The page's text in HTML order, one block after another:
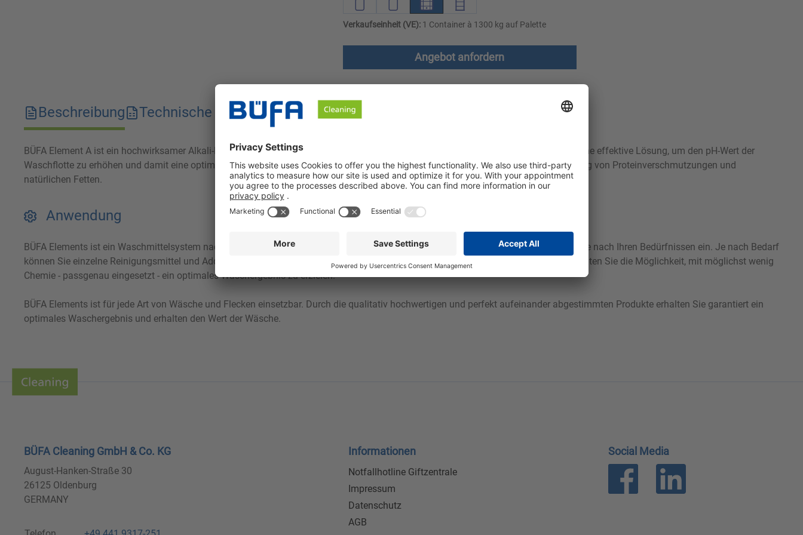
Verkaufseinheit (VE):1 Container à 1300 kg auf Palette
Angebot anfordern
Beschreibung Technische Merkmale Downloads
BÜFA Element A ist ein hochwirksamer Alkali-Booster, der speziell für die Anwendung mit BÜFA Elements entwickelt wurde. Es bietet eine effektive Lösung, um den pH-Wert der
Waschflotte zu erhöhen und damit eine optimale Faserquellung zu gewährleisten. BÜFA Element A ist besonders effektiv bei Entfernung von Proteinverschmutzungen und
natürlichen Fetten.
Anwendung
BÜFA Elements ist ein Waschmittelsystem nach dem Baukastenprinzip. Setzen Sie die einzelnen Komponenten des Baukastens präzise nach Ihren Bedürfnissen ein. Je nach Bedarf
können Sie einzelne Reinigungsmittel und Additive in dem Maß dosieren, wie es für Ihren Prozess erforderlich ist. Auf diese Weise erhalten Sie die Möglichkeit, mit möglichst wenig
Chemie - passgenau eingesetzt - ein optimales Waschergebnis zu erzielen.
BÜFA Elements ist für jede Art von Wäsche und Flecken einsetzbar. Durch die qualitativ hochwertigen und perfekt aufeinander abgestimmten Produkte erhalten Sie garantiert ein
optimales Waschergebnis und erhalten den Wert der Wäsche.
BÜFA Cleaning GmbH & Co. KG
August-Hanken-Straße 30
26125 Oldenburg
GERMANY
Informationen
Notfallhotline Giftzentrale
Impressum
Datenschutz
AGB
Social Media